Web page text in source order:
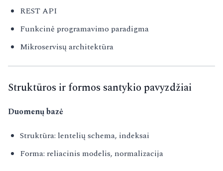
REST API
Funkcinė programavimo paradigma
Mikroservisų architektūra
Struktūros ir formos santykio pavyzdžiai
Duomenų bazė
Struktūra: lentelių schema, indeksai
Forma: reliacinis modelis, normalizacija